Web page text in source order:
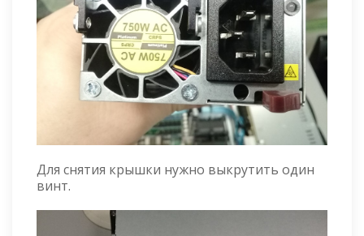
Для снятия крышки нужно выкрутить один
винт.